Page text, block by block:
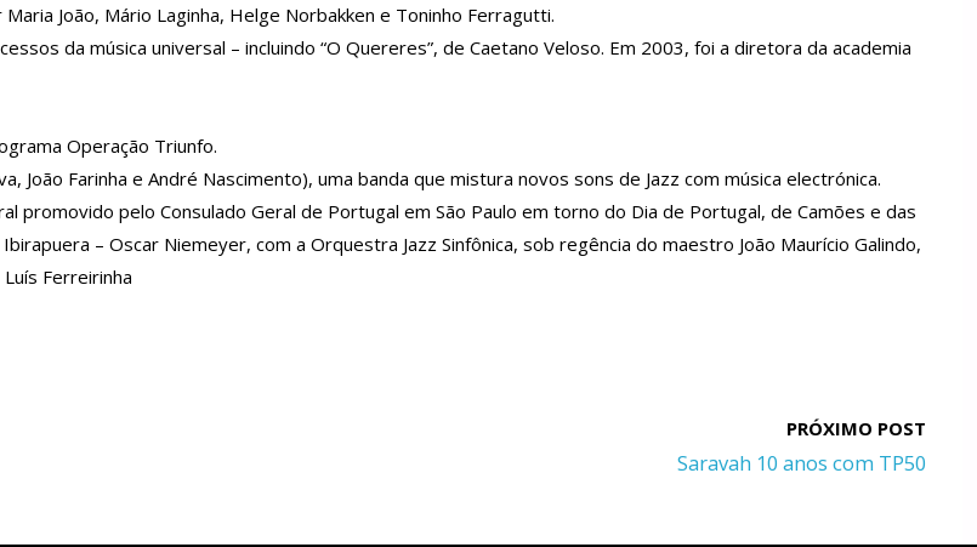
João, Mário Laginha, Helge Norbakken e Toninho Ferragutti.
da música universal – incluindo “O Quereres”, de Caetano Veloso. Em 2003, foi a diretora da academia
Operação Triunfo.
João Farinha e André Nascimento), uma banda que mistura novos sons de Jazz com música electrónica.
promovido pelo Consulado Geral de Portugal em São Paulo em torno do Dia de Portugal, de Camões e das
– Oscar Niemeyer, com a Orquestra Jazz Sinfônica, sob regência do maestro João Maurício Galindo,
Ferreirinha
Saravah 10 anos com TP50